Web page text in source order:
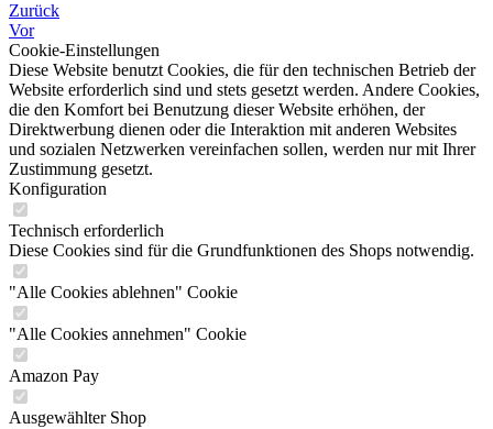
Zurück
Vor
Cookie-Einstellungen
Diese Website benutzt Cookies, die für den technischen Betrieb der
Website erforderlich sind und stets gesetzt werden. Andere Cookies,
die den Komfort bei Benutzung dieser Website erhöhen, der
Direktwerbung dienen oder die Interaktion mit anderen Websites
und sozialen Netzwerken vereinfachen sollen, werden nur mit Ihrer
Zustimmung gesetzt.
Konfiguration
Technisch erforderlich
Diese Cookies sind für die Grundfunktionen des Shops notwendig.
"Alle Cookies ablehnen" Cookie
"Alle Cookies annehmen" Cookie
Amazon Pay
Ausgewählter Shop